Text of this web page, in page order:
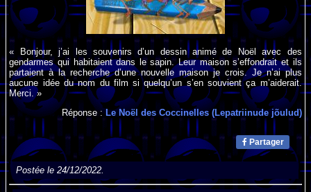
« Bonjour, j’ai les souvenirs d’un dessin animé de Noël avec des
gendarmes qui habitaient dans le sapin. Leur maison s’effondrait et ils
partaient à la recherche d’une nouvelle maison je crois. Je n’ai plus
aucune idée du nom du film si quelqu’un s’en souvient ça m’aiderait.
Merci. »
Réponse :Le Noël des Coccinelles (Lepatriinude jõulud)
Partager
Postée le 24/12/2022.